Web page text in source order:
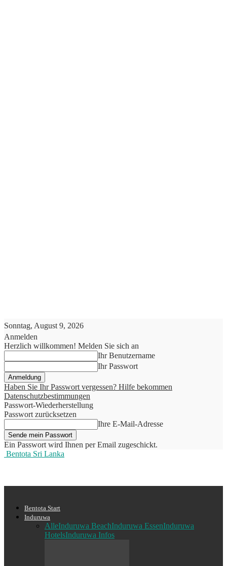
Sonntag, August 9, 2026
Anmelden
Herzlich willkommen! Melden Sie sich an
Ihr Benutzername
Ihr Passwort
Haben Sie Ihr Passwort vergessen? Hilfe bekommen
Datenschutzbestimmungen
Passwort-Wiederherstellung
Passwort zurücksetzen
Ihre E-Mail-Adresse
Ein Passwort wird Ihnen per Email zugeschickt.
Bentota Sri Lanka
Bentota Start
Induruwa
AlleInduruwa BeachInduruwa EssenInduruwa
HotelsInduruwa Infos